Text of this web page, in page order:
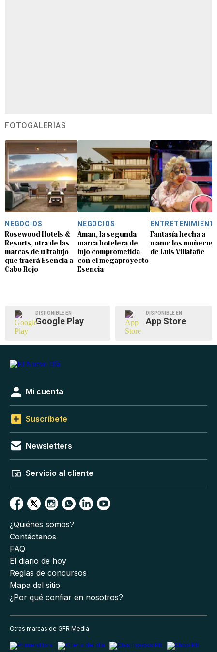
FOTOGALERÍAS
NEGOCIOS
Rosewood Hotels &
Resorts, otra de las
marcas de ultralujo
que traerá Esencia a
Cabo Rojo
NEGOCIOS
Aman, la segunda
marca hotelera de
lujo comprometida
con el megaproyecto
Esencia
Fantasía hecha a
mano: los muñecos
de Luis Villafañe
DISPONIBLE EN
Google Play
DISPONIBLE EN
App Store
Mi cuenta
Suscríbete
Newsletters
Servicio al cliente
¿Quiénes somos?
Contáctanos
FAQ
El diario de hoy
Reglas de concursos
Mapa del sitio
¿Por qué confiar en nosotros?
Otras marcas de GFR Media